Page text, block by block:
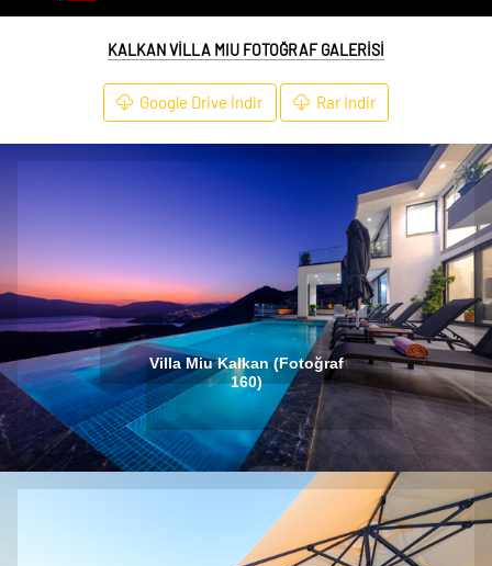
KALKAN VİLLA MIU FOTOĞRAF GALERİSİ
Google Drive İndir Rar İndir
Villa Miu Kalkan (Fotoğraf
160)